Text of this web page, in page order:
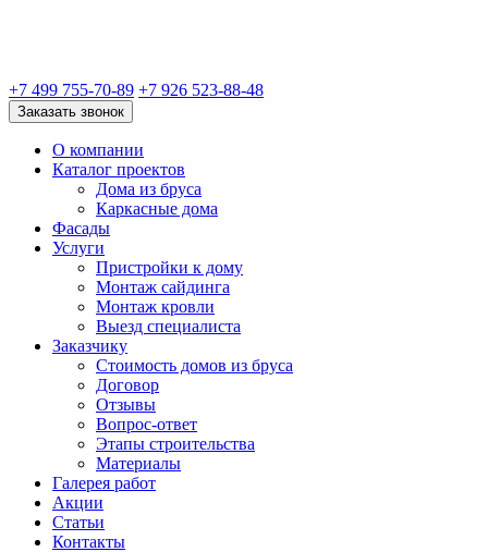
+7 499 755-70-89 +7 926 523-88-48
Заказать звонок
О компании
Каталог проектов
Дома из бруса
Каркасные дома
Фасады
Услуги
Пристройки к дому
Монтаж сайдинга
Монтаж кровли
Выезд специалиста
Заказчику
Стоимость домов из бруса
Договор
Отзывы
Вопрос-ответ
Этапы строительства
Материалы
Галерея работ
Акции
Статьи
Контакты